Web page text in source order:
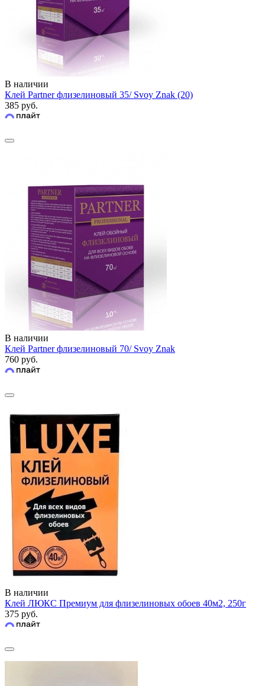
В наличии
Клей Partner флизелиновый 35/ Svoy Znak (20)
385 руб.
В наличии
Клей Partner флизелиновый 70/ Svoy Znak
760 руб.
В наличии
Клей ЛЮКС Премиум для флизелиновых обоев 40м2, 250г
375 руб.